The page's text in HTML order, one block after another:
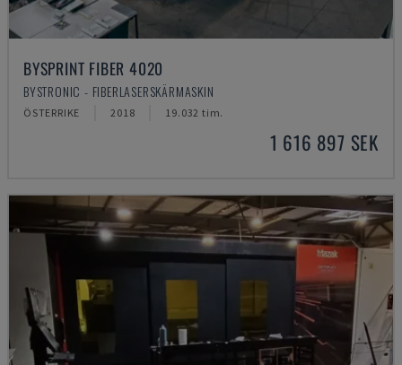
BYSPRINT FIBER 4020
BYSTRONIC - FIBERLASERSKÄRMASKIN
ÖSTERRIKE 2018 19.032 tim.
1 616 897 SEK